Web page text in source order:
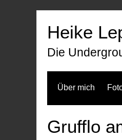
Heike
Die
Über mich
Grufflo